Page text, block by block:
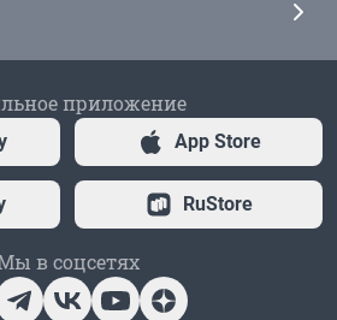
приложение
App Store
RuStore
в соцсетях